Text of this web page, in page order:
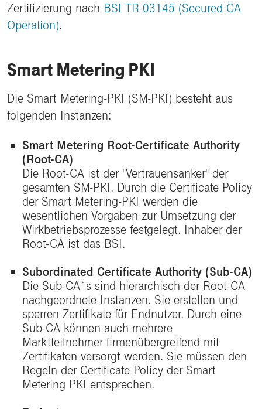
Zertifizierung nach BSI TR-03145 (Secured CA
Operation).
Smart Metering PKI
Die Smart Metering-PKI (SM-PKI) besteht aus
folgenden Instanzen:
Smart Metering Root-Certificate Authority
(Root-CA)
Die Root-CA ist der "Vertrauensanker" der
gesamten SM-PKI. Durch die Certificate Policy
der Smart Metering-PKI werden die
wesentlichen Vorgaben zur Umsetzung der
Wirkbetriebsprozesse festgelegt. Inhaber der
Root-CA ist das BSI.
Subordinated Certificate Authority (Sub-CA)
Die Sub-CA`s sind hierarchisch der Root-CA
nachgeordnete Instanzen. Sie erstellen und
sperren Zertifikate für Endnutzer. Durch eine
Sub-CA können auch mehrere
Marktteilnehmer firmenübergreifend mit
Zertifikaten versorgt werden. Sie müssen den
Regeln der Certificate Policy der Smart
Metering PKI entsprechen.